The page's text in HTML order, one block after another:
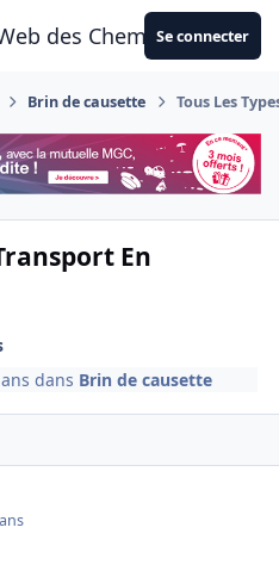
des CheminotsSe connecter
Brin de causette Tous Les
En
dans Brin de causette